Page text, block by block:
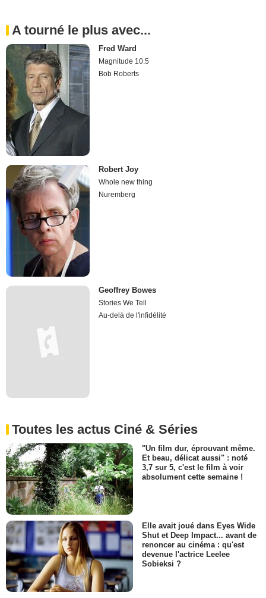
A tourné le plus avec...
Fred Ward
Magnitude 10.5
Bob Roberts
Robert Joy
Whole new thing
Nuremberg
Geoffrey Bowes
Stories We Tell
Au-delà de l'infidélité
Toutes les actus Ciné & Séries
"Un film dur, éprouvant même.
Et beau, délicat aussi" : noté
3,7 sur 5, c'est le film à voir
absolument cette semaine !
Elle avait joué dans Eyes Wide
Shut et Deep Impact... avant de
renoncer au cinéma : qu'est
devenue l'actrice Leelee
Sobieksi ?